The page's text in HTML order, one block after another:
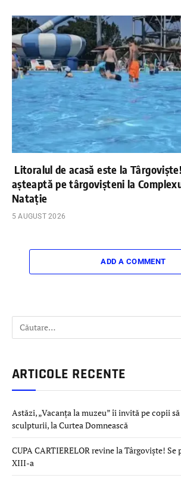
Litoralul de acasă este la
așteaptă pe târgovișteni la
Natație
5 AUGUST 2026
ADD A COMMENT
ARTICOLE RECENTE
Astăzi, „Vacanța la muzeu” îi invită pe copii
sculpturii, la Curtea Domnească
CUPA CARTIERELOR revine la Târgoviște! Se
XIII-a